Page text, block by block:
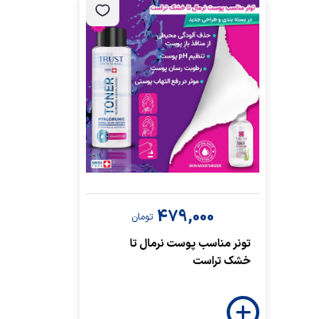
479,000 تومان
تونر مناسب پوست نرمال تا
خشک تراست